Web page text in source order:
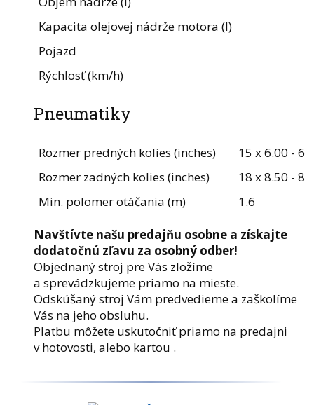
Kapacita olejovej nádrže motora (l)
Pojazd
Rýchlosť (km/h)
Pneumatiky
Rozmer predných kolies (inches)
15 x 6.00 - 6
Rozmer zadných kolies (inches)
18 x 8.50 - 8
Min. polomer otáčania (m)
1.6
Navštívte našu predajňu osobne a získajte
dodatočnú zľavu za osobný odber!
Objednaný stroj pre Vás zložíme
a sprevádzkujeme priamo na mieste.
Odskúšaný stroj Vám predvedieme a zaškolíme
Vás na jeho obsluhu.
Platbu môžete uskutočniť priamo na predajni
v hotovosti, alebo kartou .